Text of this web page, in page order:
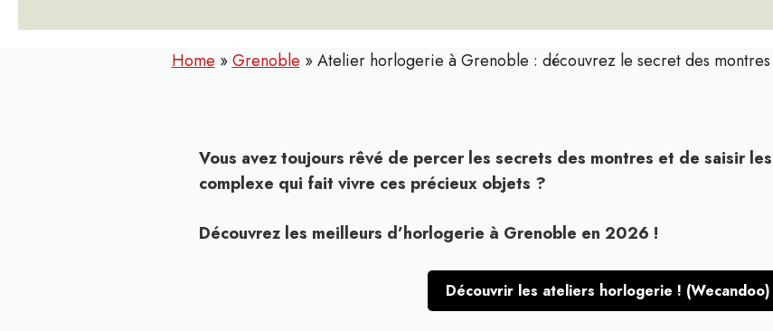
Home »Grenoble »Atelier horlogerie à Grenoble : découvrez le secret des
Vous avez toujours rêvé de percer les secrets des montres et de saisir
complexe qui fait vivre ces précieux objets ?
Découvrez les meilleurs d’horlogerie à Grenoble en 2026 !
Découvrir les ateliers horlogerie ! (Wecandoo)